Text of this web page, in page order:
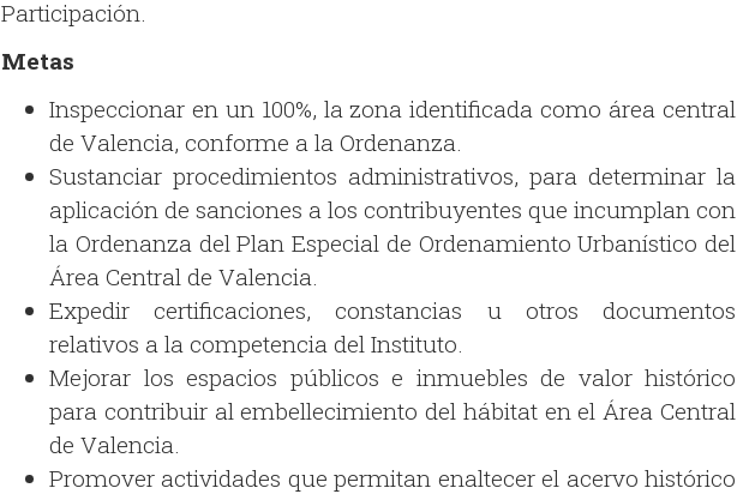
Participación.
Metas
Inspeccionar en un 100%, la zona identificada como área central
de Valencia, conforme a la Ordenanza.
Sustanciar procedimientos administrativos, para determinar la
aplicación de sanciones a los contribuyentes que incumplan con
la Ordenanza del Plan Especial de Ordenamiento Urbanístico del
Área Central de Valencia.
Expedir certificaciones, constancias u otros documentos
relativos a la competencia del Instituto.
Mejorar los espacios públicos e inmuebles de valor histórico
para contribuir al embellecimiento del hábitat en el Área Central
de Valencia.
Promover actividades que permitan enaltecer el acervo histórico